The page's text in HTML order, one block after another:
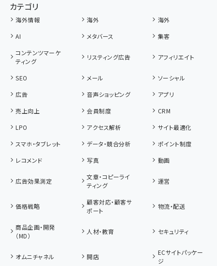
カテゴリ
海外情報 海外
海外
AI
メタバース
集客
コンテンツマーケ
ティング
リスティング広告 アフィリエイト
SEO メール
ソーシャル
広告
音声ショッピング
アプリ
売上向上
会員制度
CRM
LPO
アクセス解析
サイト最適化
スマホ・タブレット
データ・競合分析
ポイント制度
レコメンド
写真 動画
広告効果測定
文章・コピーライ
ティング
運営
価格戦略
顧客対応・顧客サ
ポート
物流・配送
商品企画・開発
（MD）
人材・教育 セキュリティ
オムニチャネル 開店
ECサイトパッケー
ジ